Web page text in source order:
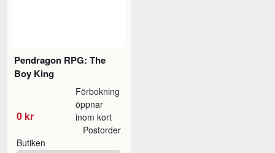
Pendragon RPG: The
Boy King
0 kr
Förbokning
öppnar
inom kort
Butiken
Postorder